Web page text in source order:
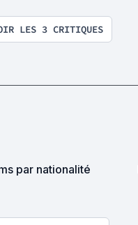
LES 3 CRITIQUES
par nationalité